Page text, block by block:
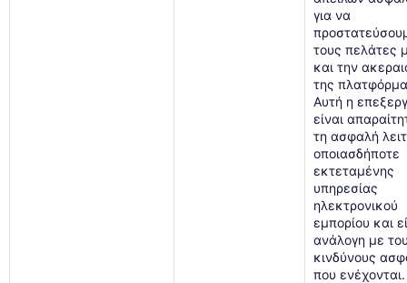
για να
τους πελάτες
και την
της
Αυτή η
είναι
τη ασφαλή
οποιασδήποτε
εκτεταμένης
υπηρεσίας
ηλεκτρονικού
εμπορίου και
ανάλογη με
κινδύνους
που ενέχονται.